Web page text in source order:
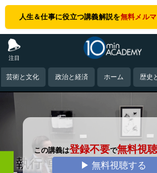
人生＆仕事に役立つ講義解説を無料メル
注目
芸術と文化 政治と経済 ホーム 歴史
この講義は登録不要で無料視聴
▶ 無料視聴する